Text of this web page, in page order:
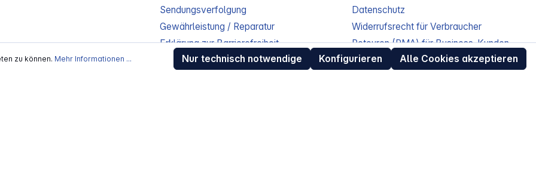
Sendungsverfolgung
Gewährleistung / Reparatur
Erklärung zur Barrierefreiheit
Download-Center
Datenschutz
Widerrufsrecht für Verbraucher
Retouren (RMA) für Business-Kunden
Entsorgungshinweise /
Altgeräterücknahme
zu können. Mehr Informationen ... Nur technisch notwendige Konfigurieren Alle Cookies akzeptieren